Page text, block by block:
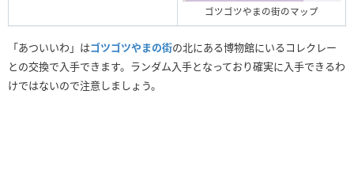
ゴツゴツやまの街のマップ
「あついいわ」はゴツゴツやまの街の北にある博物館にいるコレクレー
との交換で入手できます。ランダム入手となっており確実に入手できるわ
けではないので注意しましょう。